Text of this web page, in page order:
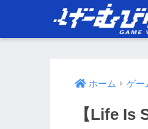
ホーム ゲー
【Life Is